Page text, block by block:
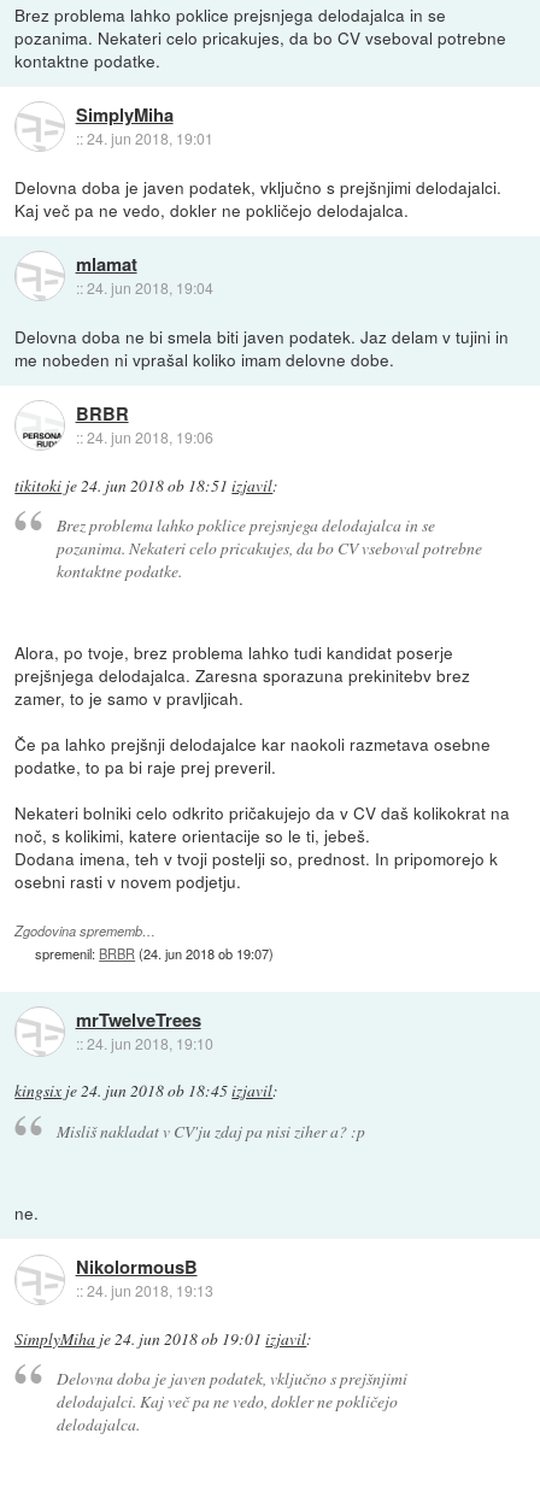
Brez problema lahko poklice prejsnjega delodajalca in se
pozanima. Nekateri celo pricakujes, da bo CV vseboval potrebne
kontaktne podatke.
SimplyMiha
::24. jun 2018, 19:01
Delovna doba je javen podatek, vključno s prejšnjimi delodajalci.
Kaj več pa ne vedo, dokler ne pokličejo delodajalca.
mlamat
::24. jun 2018, 19:04
Delovna doba ne bi smela biti javen podatek. Jaz delam v tujini in
me nobeden ni vprašal koliko imam delovne dobe.
BRBR
::24. jun 2018, 19:06
tikitoki je24. jun 2018 ob 18:51 izjavil:
Brez problema lahko poklice prejsnjega delodajalca in se
pozanima. Nekateri celo pricakujes, da bo CV vseboval potrebne
kontaktne podatke.
Alora, po tvoje, brez problema lahko tudi kandidat poserje
prejšnjega delodajalca. Zaresna sporazuna prekinitebv brez
zamer, to je samo v pravljicah.
Če pa lahko prejšnji delodajalce kar naokoli razmetava osebne
podatke, to pa bi raje prej preveril.
Nekateri bolniki celo odkrito pričakujejo da v CV daš kolikokrat na
noč, s kolikimi, katere orientacije so le ti, jebeš.
Dodana imena, teh v tvoji postelji so, prednost. In pripomorejo k
osebni rasti v novem podjetju.
Zgodovina sprememb…
spremenil: BRBR(24. jun 2018 ob 19:07)
mrTwelveTrees
::24. jun 2018, 19:10
kingsix je24. jun 2018 ob 18:45izjavil:
Misliš nakladat v CV'ju zdaj pa nisi ziher a? :p
ne.
NikolormousB
::24. jun 2018, 19:13
SimplyMiha je24. jun 2018 ob 19:01 izjavil:
Delovna doba je javen podatek, vključno s prejšnjimi
delodajalci. Kaj več pa ne vedo, dokler ne pokličejo
delodajalca.